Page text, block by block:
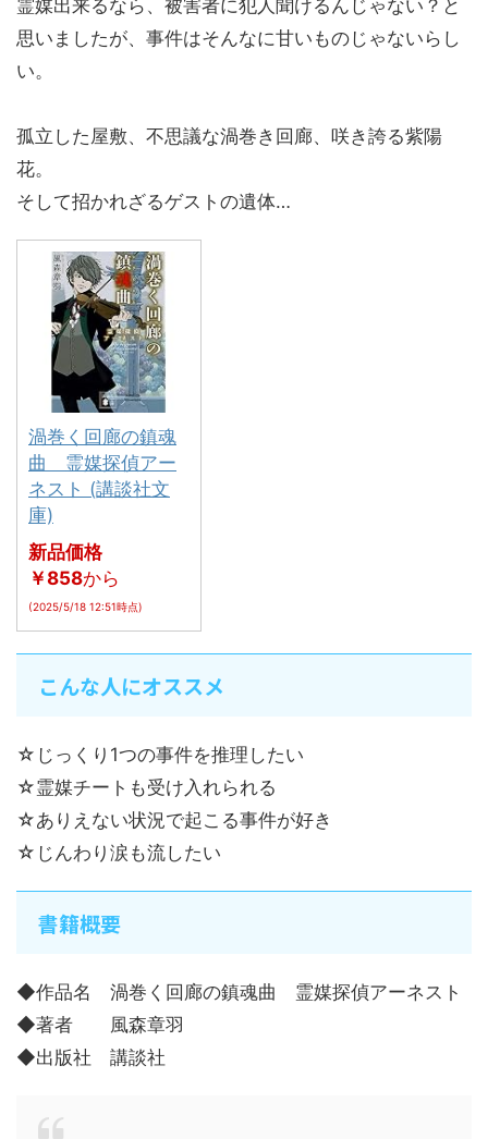
霊媒出来るなら、被害者に犯人聞けるんじゃない？と
思いましたが、事件はそんなに甘いものじゃないらし
い。
孤立した屋敷、不思議な渦巻き回廊、咲き誇る紫陽
花。
そして招かれざるゲストの遺体…
渦巻く回廊の鎮魂
曲 霊媒探偵アー
ネスト (講談社文
庫)
新品価格
￥858から
(2025/5/18 12:51時点)
こんな人にオススメ
☆じっくり1つの事件を推理したい
☆霊媒チートも受け入れられる
☆ありえない状況で起こる事件が好き
☆じんわり涙も流したい
書籍概要
◆作品名 渦巻く回廊の鎮魂曲 霊媒探偵アーネスト
◆著者 風森章羽
◆出版社 講談社